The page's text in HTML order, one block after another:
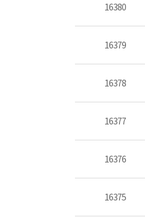
16380
16379
16378
16377
16376
16375